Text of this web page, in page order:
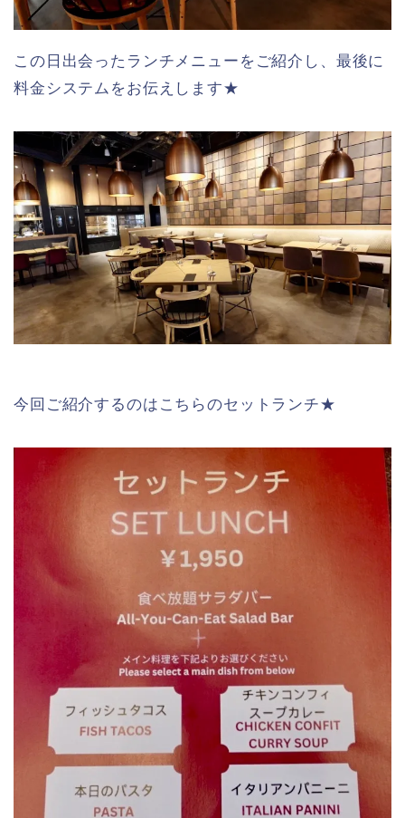
この日出会ったランチメニューをご紹介し、最後に
料金システムをお伝えします★
今回ご紹介するのはこちらのセットランチ★